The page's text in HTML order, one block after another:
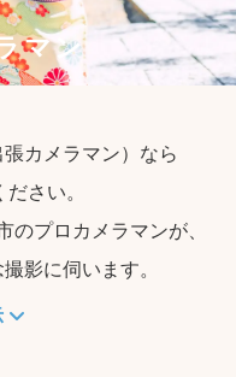
マン
カメラマン）なら
さい。
プロカメラマンが、
影に伺います。